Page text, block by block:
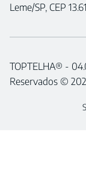
Leme/SP, CEP
TOPTELHA® -
Reservados ©